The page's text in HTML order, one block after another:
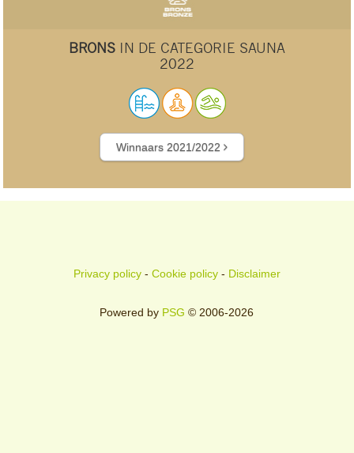
BRONSIN DE CATEGORIE SAUNA
2022
Winnaars 2021/2022
Privacy policy- Cookie policy- Disclaimer
Powered by PSG © 2006-2026